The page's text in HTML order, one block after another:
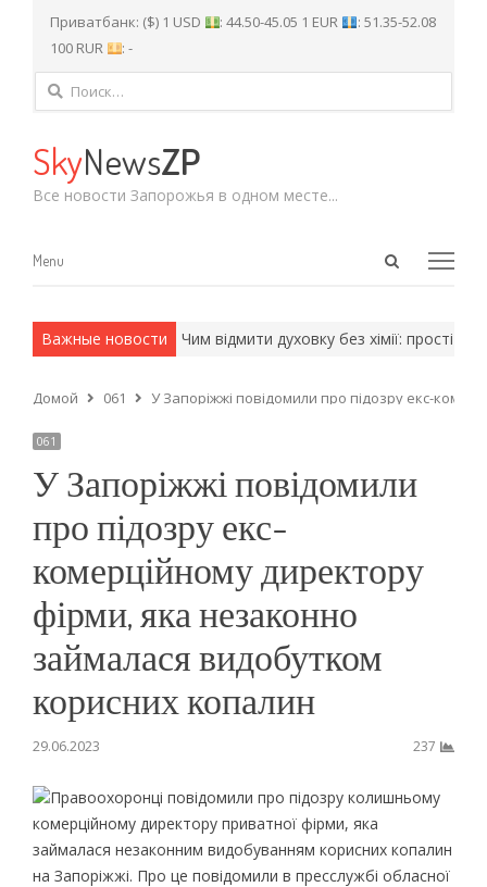
Приватбанк: ($) 1 USD : 44.50-45.05 1 EUR
: 51.35-52.08
100 RUR
: -
Найти:
SkyNewsZP
Все новости Запорожья в одном месте...
Open
Menu
Menu
Важные новости
методы. Чим відмити духовку без хімії: прості
Домой 061 У Запоріжжі повідомили про підозру екс-
061
У Запоріжжі повідомили
про підозру екс-
комерційному директору
фірми, яка незаконно
займалася видобутком
корисних копалин
29.06.2023 237
Правоохоронці повідомили про підозру колишньому
комерційному директору приватної фірми, яка
займалася незаконним видобуванням корисних копалин
на Запоріжжі. Про це повідомили в пресслужбі обласної